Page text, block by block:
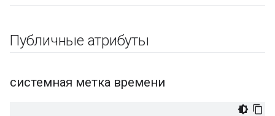
Публичные атрибуты
системная метка времени